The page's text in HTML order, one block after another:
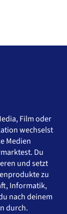
Film oder
wechselst
Medien
Du
und setzt
zu
Informatik,
nach deinem
durch.